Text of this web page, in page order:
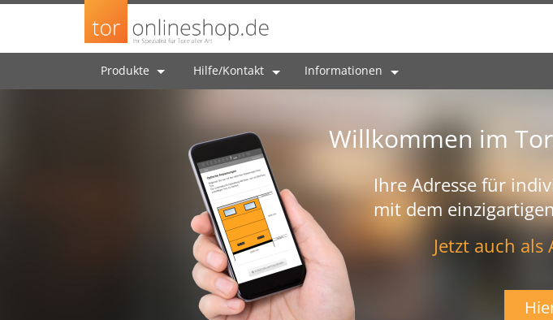
Produkte Hilfe/Kontakt Informationen
Willkommen im
Ihre Adresse für
mit dem
Jetzt auch